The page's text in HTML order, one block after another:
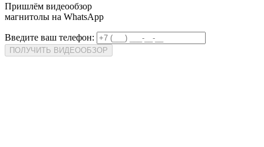
Пришлём видеообзор
магнитолы на WhatsApp
Введите ваш телефон:
ПОЛУЧИТЬ ВИДЕООБЗОР